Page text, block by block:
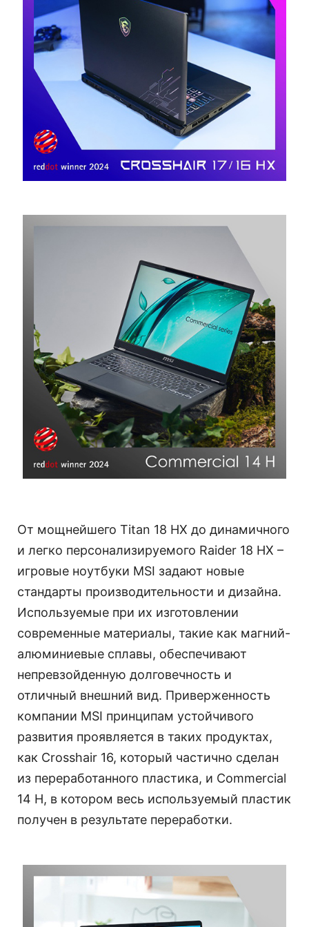
От мощнейшего Titan 18 HX до динамичного
и легко персонализируемого Raider 18 HX –
игровые ноутбуки MSI задают новые
стандарты производительности и дизайна.
Используемые при их изготовлении
современные материалы, такие как магний-
алюминиевые сплавы, обеспечивают
непревзойденную долговечность и
отличный внешний вид. Приверженность
компании MSI принципам устойчивого
развития проявляется в таких продуктах,
как Crosshair 16, который частично сделан
из переработанного пластика, и Commercial
14 H, в котором весь используемый пластик
получен в результате переработки.